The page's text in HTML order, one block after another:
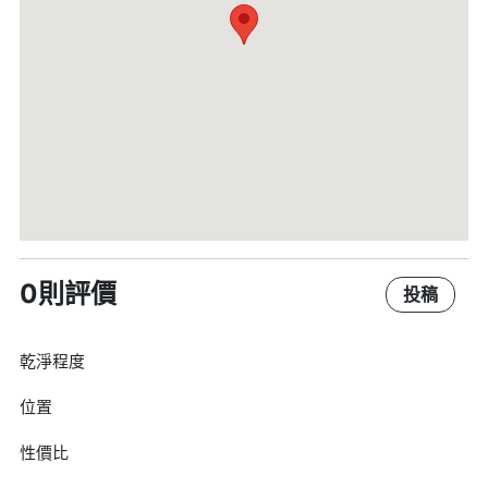
0則評價 投稿
乾淨程度
位置
性價比